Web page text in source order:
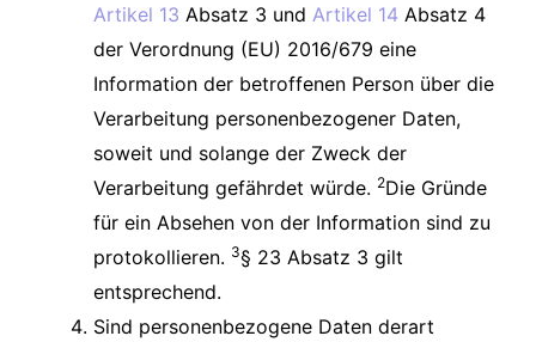
Artikel 13 Absatz 3 und Artikel 14 Absatz 4
der Verordnung (EU) 2016/679 eine
Information der betroffenen Person über die
Verarbeitung personenbezogener Daten,
soweit und solange der Zweck der
Verarbeitung gefährdet würde. 2Die Gründe
für ein Absehen von der Information sind zu
protokollieren. 3§ 23 Absatz 3 gilt
entsprechend.
Sind personenbezogene Daten derart